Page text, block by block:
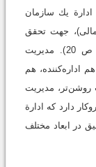
يك سازمان
جهت تحقق
اهداف الهى و معنوى (موظف رستمي، 1386، ص 20). مديريت
اداره‌کننده، هم
روشن‌تر، مديريت
دارد كه ادارة
در ابعاد مختلف